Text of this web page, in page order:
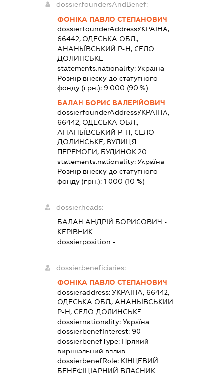
dossier.foundersAndBenef:
ФОНІКА ПАВЛО СТЕПАНОВИЧ
dossier.founderAddressУКРАЇНА,
66442, ОДЕСЬКА ОБЛ.,
АНАНЬЇВСЬКИЙ Р-Н, СЕЛО
ДОЛИНСЬКЕ
statements.nationality: Україна
Розмір внеску до статутного
фонду (грн.): 9 000 (90 %)
БАЛАН БОРИС ВАЛЕРІЙОВИЧ
dossier.founderAddressУКРАЇНА,
66442, ОДЕСЬКА ОБЛ.,
АНАНЬЇВСЬКИЙ Р-Н, СЕЛО
ДОЛИНСЬКЕ, ВУЛИЦЯ
ПЕРЕМОГИ, БУДИНОК 20
statements.nationality: Україна
Розмір внеску до статутного
фонду (грн.): 1 000 (10 %)
dossier.heads:
БАЛАН АНДРІЙ БОРИСОВИЧ -
КЕРІВНИК
dossier.position -
dossier.beneficiaries:
ФОНІКА ПАВЛО СТЕПАНОВИЧ
dossier.address: УКРАЇНА, 66442,
ОДЕСЬКА ОБЛ., АНАНЬЇВСЬКИЙ
Р-Н, СЕЛО ДОЛИНСЬКЕ
dossier.nationality: Україна
dossier.benefInterest: 90
dossier.benefType: Прямий
вирішальний вплив
dossier.benefRole: КІНЦЕВИЙ
БЕНЕФІЦІАРНИЙ ВЛАСНИК